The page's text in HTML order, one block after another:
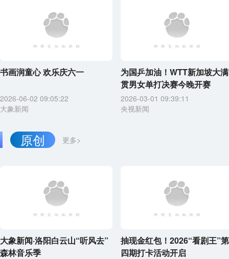
书画润童心 欢乐庆六一
2026-06-02 09:05:22
大象新闻
为国乒加油！WTT新加坡大满
贯男女单打决赛今晚开赛
2026-03-01 09:39:11
央视新闻
更多>
原创
大象新闻·洛阳白云山“听风去”
森林音乐季
抽现金红包！2026“看剧王”第
四期打卡活动开启